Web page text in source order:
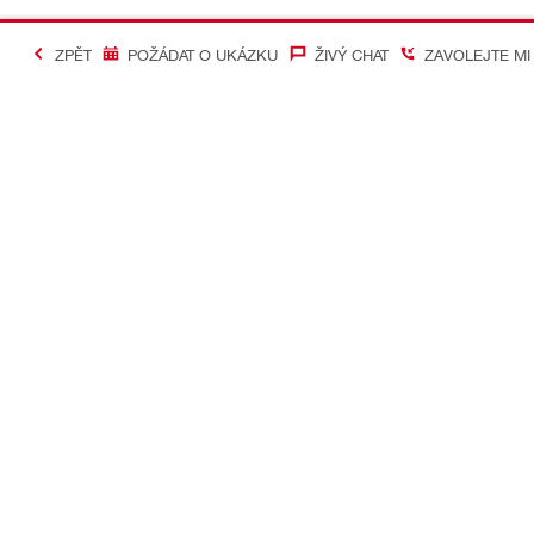
ZPĚT POŽÁDAT O UKÁZKU ŽIVÝ CHAT ZAVOLEJTE MI